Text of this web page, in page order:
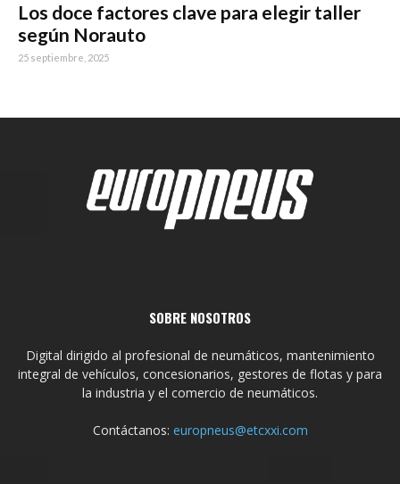
Los doce factores clave para elegir taller
según Norauto
25 septiembre, 2025
SOBRE NOSOTROS
Digital dirigido al profesional de neumáticos, mantenimiento
integral de vehículos, concesionarios, gestores de flotas y para
la industria y el comercio de neumáticos.
Contáctanos: europneus@etcxxi.com